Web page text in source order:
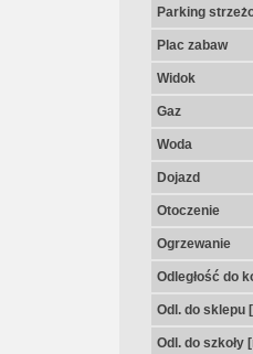
Parking
Plac zabaw
Widok
Gaz
Woda
Dojazd
Otoczenie
Ogrzewanie
Odległość do
Odl. do sklepu
Odl. do szkoły